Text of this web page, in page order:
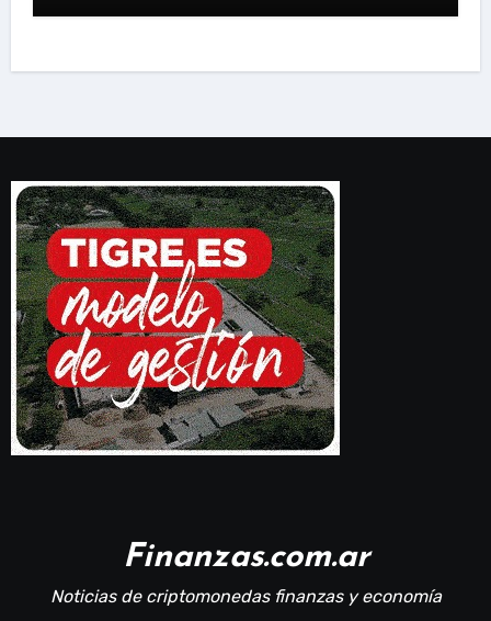
Finanzas.com.ar
Noticias de criptomonedas finanzas y economía